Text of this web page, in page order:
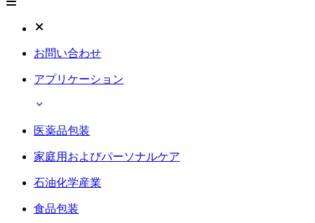
お問い合わせ
アプリケーション
医薬品包装
家庭用およびパーソナルケア
石油化学産業
食品包装